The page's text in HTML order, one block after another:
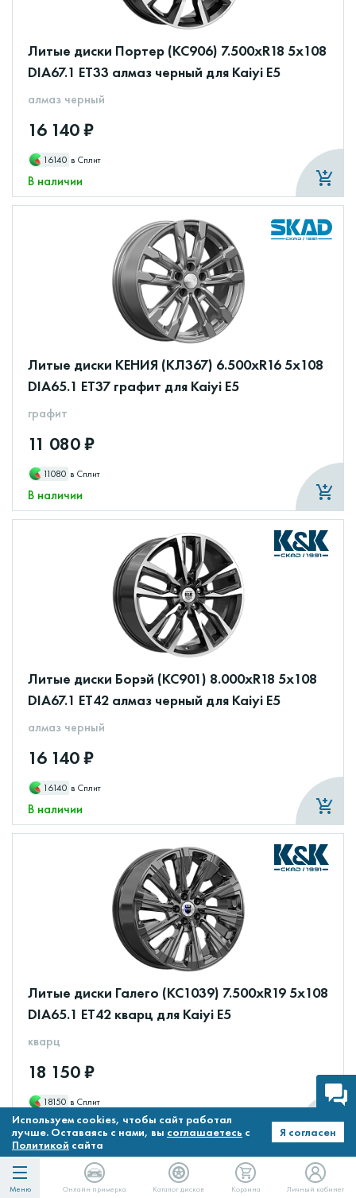
Литые диски Портер (КС906) 7.500xR18 5x108
DIA67.1 ET33 алмаз черный для Kaiyi E5
алмаз черный
16 140 ₽
16140 в Сплит
В наличии
Литые диски КЕНИЯ (КЛ367) 6.500xR16 5x108
DIA65.1 ET37 графит для Kaiyi E5
графит
11 080 ₽
11080 в Сплит
В наличии
Литые диски Борэй (КС901) 8.000xR18 5x108
DIA67.1 ET42 алмаз черный для Kaiyi E5
алмаз черный
16 140 ₽
16140 в Сплит
В наличии
Литые диски Галего (КС1039) 7.500xR19 5x108
DIA65.1 ET42 кварц для Kaiyi E5
кварц
18 150 ₽
18150 в Сплит
В наличии
Меню Онлайн примерка Каталог дисков Корзина Личный кабинет
Используем cookies, чтобы сайт работал
лучше. Оставаясь с нами, вы соглашаетесь с
Политикой сайта
Я согласен